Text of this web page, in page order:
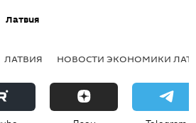
Латвия
ЛАТВИЯ НОВОСТИ ЭКОНОМИКИ